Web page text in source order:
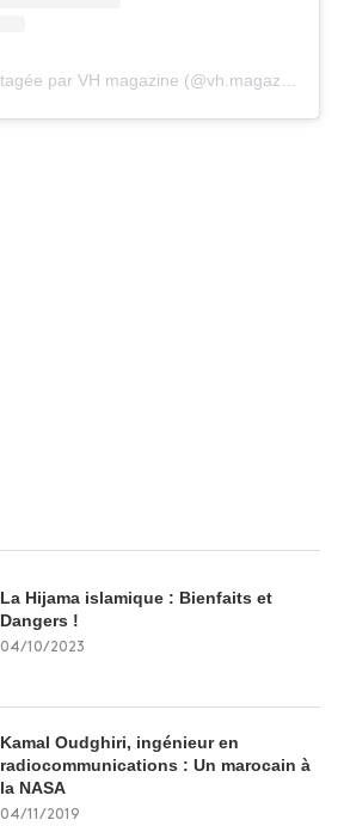
La Hijama islamique : Bienfaits et
Dangers !
04/10/2023
Kamal Oudghiri, ingénieur en
radiocommunications : Un marocain à
la NASA
04/11/2019